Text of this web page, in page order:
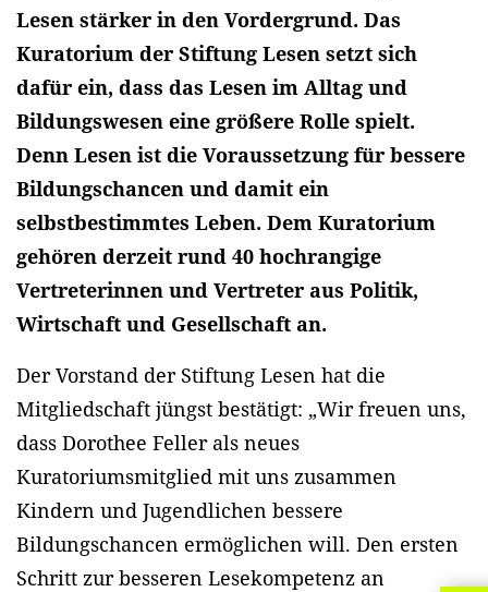
Lesen stärker in den Vordergrund. Das
Kuratorium der Stiftung Lesen setzt sich
dafür ein, dass das Lesen im Alltag und
Bildungswesen eine größere Rolle spielt.
Denn Lesen ist die Voraussetzung für bessere
Bildungschancen und damit ein
selbstbestimmtes Leben. Dem Kuratorium
gehören derzeit rund 40 hochrangige
Vertreterinnen und Vertreter aus Politik,
Wirtschaft und Gesellschaft an.
Der Vorstand der Stiftung Lesen hat die
Mitgliedschaft jüngst bestätigt: „Wir freuen uns,
dass Dorothee Feller als neues
Kuratoriumsmitglied mit uns zusammen
Kindern und Jugendlichen bessere
Bildungschancen ermöglichen will. Den ersten
Schritt zur besseren Lesekompetenz an